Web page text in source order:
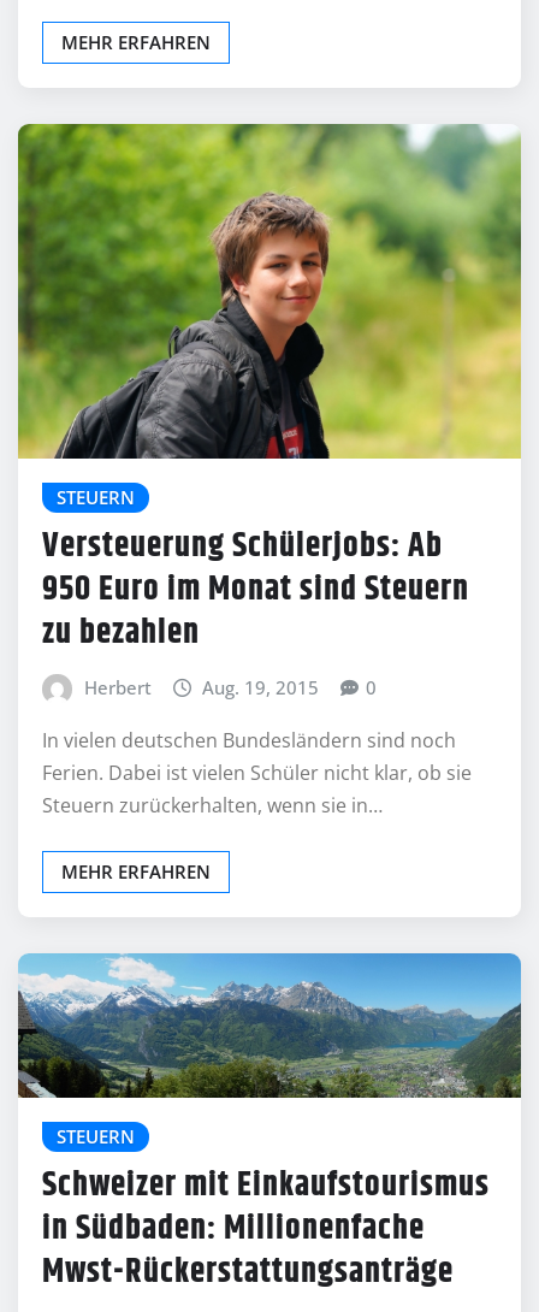
MEHR ERFAHREN
STEUERN
Versteuerung Schülerjobs: Ab
950 Euro im Monat sind Steuern
zu bezahlen
Herbert Aug. 19, 2015 0
In vielen deutschen Bundesländern sind noch
Ferien. Dabei ist vielen Schüler nicht klar, ob sie
Steuern zurückerhalten, wenn sie in…
MEHR ERFAHREN
STEUERN
Schweizer mit Einkaufstourismus
in Südbaden: Millionenfache
Mwst-Rückerstattungsanträge